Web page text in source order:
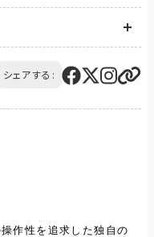
場合、送料は商品ごと
」の画面にてお届け先情
お電話にてご連絡くださ
（送料は当社負担）
シェアする:
作性を追求した独自の